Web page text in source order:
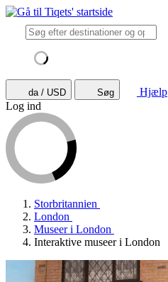
da / USD Søg
Hjælp
Log ind
Storbritannien
London
Museer i London
Interaktive museer i London